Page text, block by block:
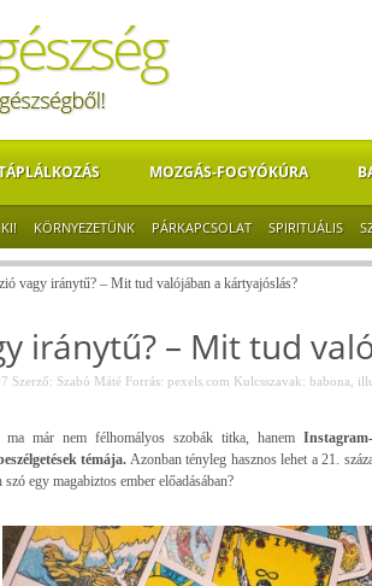
MOZGÁS-FOGYÓKÚRA
KÖRNYEZETÜNK PÁRKAPCSOLAT SPIRITUÁLIS
vagy iránytű? – Mit tud valójában a kártyajóslás?
iránytű? – Mit tud
Szerző: Szabó Máté Forrás: pexels.com Kulcsszavak: babona
ma már nem félhomályos szobák titka, hanem
témája. Azonban tényleg hasznos lehet a 21.
egy magabiztos ember előadásában?